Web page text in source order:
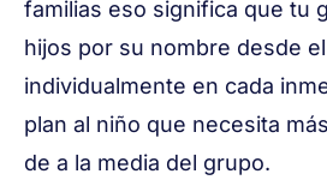
familias eso significa que tu
hijos por su nombre desde
individualmente en cada
plan al niño que necesita
de a la media del grupo.